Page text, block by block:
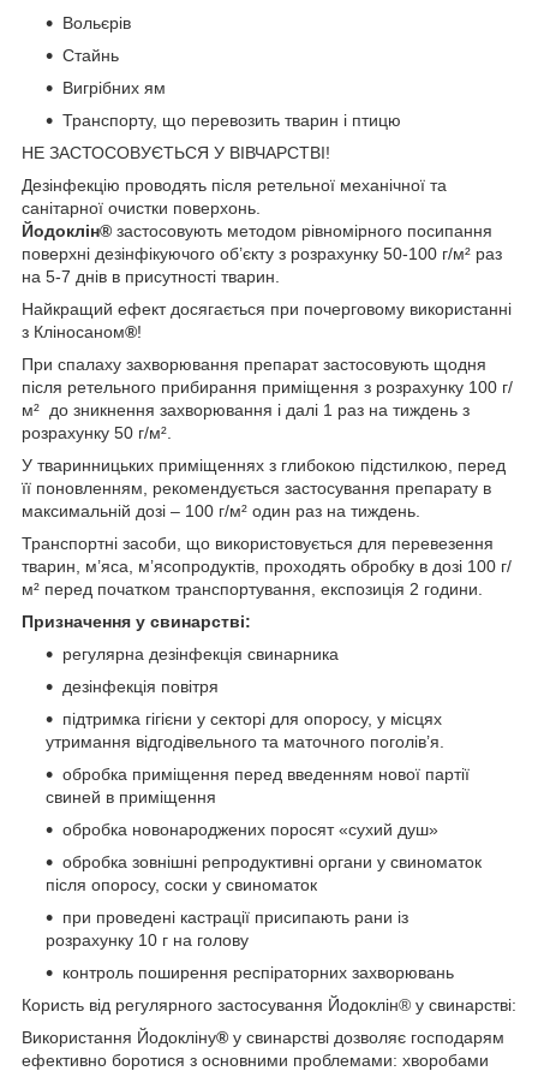
Вольєрів
Стайнь
Вигрібних ям
Транспорту, що перевозить тварин і птицю
НЕ ЗАСТОСОВУЄТЬСЯ У ВІВЧАРСТВІ!
Дезінфекцію проводять після ретельної механічної та
санітарної очистки поверхонь.
Йодоклін® застосовують методом рівномірного посипання
поверхні дезінфікуючого об’єкту з розрахунку 50-100 г/м² раз
на 5-7 днів в присутності тварин.
Найкращий ефект досягається при почерговому використанні
з Кліносаном®!
При спалаху захворювання препарат застосовують щодня
після ретельного прибирання приміщення з розрахунку 100 г/
м² до зникнення захворювання і далі 1 раз на тиждень з
розрахунку 50 г/м².
У тваринницьких приміщеннях з глибокою підстилкою, перед
її поновленням, рекомендується застосування препарату в
максимальній дозі – 100 г/м² один раз на тиждень.
Транспортні засоби, що використовується для перевезення
тварин, м’яса, м’ясопродуктів, проходять обробку в дозі 100 г/
м² перед початком транспортування, експозиція 2 години.
Призначення у свинарстві:
регулярна дезінфекція свинарника
дезінфекція повітря
підтримка гігієни у секторі для опоросу, у місцях
утримання відгодівельного та маточного поголів’я.
обробка приміщення перед введенням нової партії
свиней в приміщення
обробка новонароджених поросят «сухий душ»
обробка зовнішні репродуктивні органи у свиноматок
після опоросу, соски у свиноматок
при проведені кастрації присипають рани із
розрахунку 10 г на голову
контроль поширення респіраторних захворювань
Користь від регулярного застосування Йодоклін® у свинарстві:
Використання Йодокліну® у свинарстві дозволяє господарям
ефективно боротися з основними проблемами: хворобами